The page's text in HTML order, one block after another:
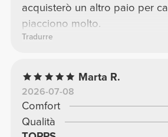
acquisterò un altro paio per
piacciono molto.
Tradurre
Marta R.
2026-07-08
Comfort
Qualità